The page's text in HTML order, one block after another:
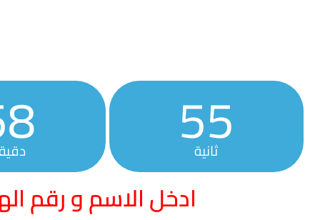
54
ثانية
ادخل الاسم و رقم